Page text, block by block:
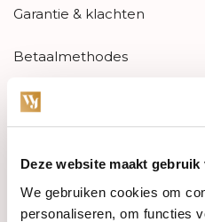
Deze website maakt gebruik
We gebruiken cookies om
personaliseren, om functies
Garantie & klachten
Betaalmethodes
Sitemap
Categories
Watches